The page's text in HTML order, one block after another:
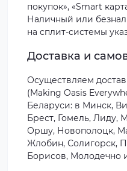
покупок», «Smart
Наличный или
на сплит-системы
Доставка и
Осуществляем
(Making Oasis
Беларуси: в Минск,
Брест, Гомель, Лиду,
Оршу, Новополоцк,
Жлобин, Солигорск,
Борисов, Молодечно